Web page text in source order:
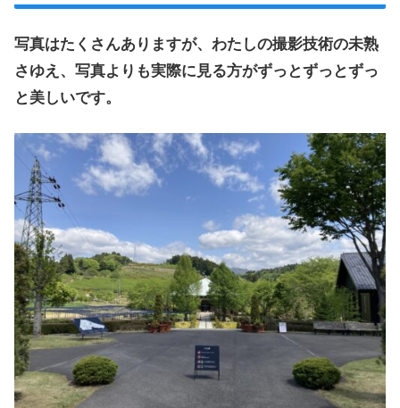
写真はたくさんありますが、わたしの撮影技術の未熟
さゆえ、写真よりも実際に見る方がずっとずっとずっ
と美しいです。